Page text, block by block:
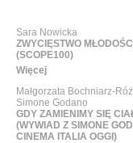
Sara Nowicka
ZWYCIĘSTWO
(SCOPE100)
Więcej
Małgorzata Bochniarz-
Simone Godano
GDY ZAMIENIMY SIĘ
(WYWIAD Z SIMONE
CINEMA ITALIA OGGI)